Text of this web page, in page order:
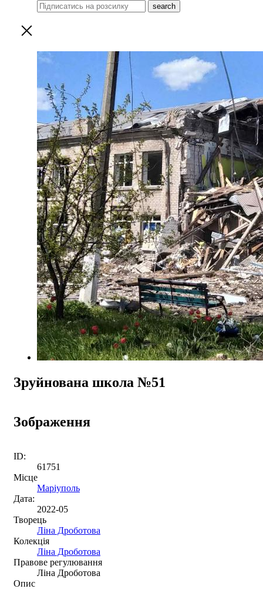
search
Зруйнована школа №51
Зображення
ID:
61751
Місце
Маріуполь
Дата:
2022-05
Творець
Ліна Дроботова
Колекція
Ліна Дроботова
Правове регулювання
Ліна Дроботова
Опис